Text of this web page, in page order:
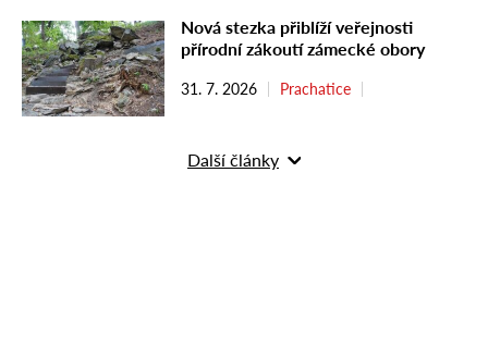
Nová stezka přiblíží veřejnosti
přírodní zákoutí zámecké obory
31. 7. 2026 Prachatice
Další články